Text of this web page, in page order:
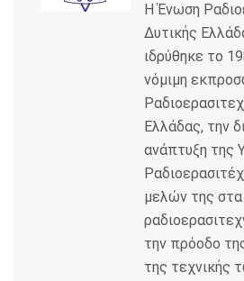
Η Ένωση
Δυτικής
ιδρύθηκε το
νόμιμη
Ελλάδας, την
ανάπτυξη της
μελών της στα
την πρόοδο
της τεχνικής